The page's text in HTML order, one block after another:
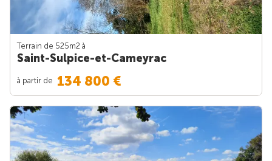
Terrain de 525m2 à
Saint-Sulpice-et-Cameyrac
à partir de 134 800 €